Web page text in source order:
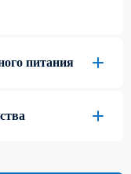
питания